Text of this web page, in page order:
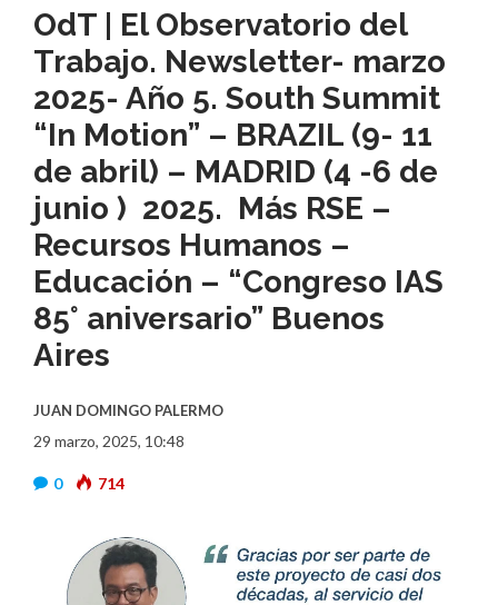
OdT | El Observatorio del
Trabajo. Newsletter- marzo
2025- Año 5. South Summit
“In Motion” – BRAZIL (9- 11
de abril) – MADRID (4 -6 de
junio ) 2025. Más RSE –
Recursos Humanos –
Educación – “Congreso IAS
85° aniversario” Buenos
Aires
JUAN DOMINGO PALERMO
29 marzo, 2025, 10:48
0 714